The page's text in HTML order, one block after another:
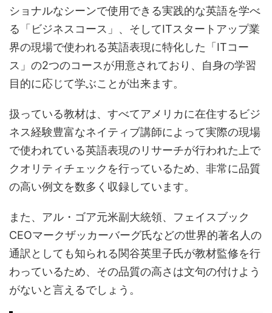
ショナルなシーンで使用できる実践的な英語を学べ
る「ビジネスコース」、そしてITスタートアップ業
界の現場で使われる英語表現に特化した「ITコー
ス」の2つのコースが用意されており、自身の学習
目的に応じて学ぶことが出来ます。
扱っている教材は、すべてアメリカに在住するビジ
ネス経験豊富なネイティブ講師によって実際の現場
で使われている英語表現のリサーチが行われた上で
クオリティチェックを行っているため、非常に品質
の高い例文を数多く収録しています。
また、アル・ゴア元米副大統領、フェイスブック
CEOマークザッカーバーグ氏などの世界的著名人の
通訳としても知られる関谷英里子氏が教材監修を行
わっているため、その品質の高さは文句の付けよう
がないと言えるでしょう。